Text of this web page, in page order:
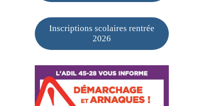
Inscriptions scolaires rentrée
2026